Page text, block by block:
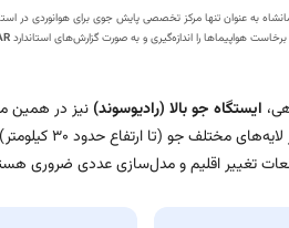
به عنوان تنها مرکز تخصصی پایش جوی برای هوانوردی در
هواپیماها را اندازه‌گیری و به صورت گزارش‌های استاندارد
ایستگاه جو بالا (رادیوسوند) نیز در همین
را در
تغییر اقلیم و مدل‌سازی عددی ضروری